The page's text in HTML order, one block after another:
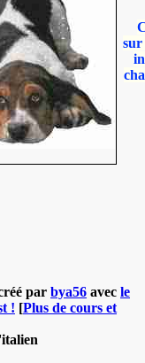
par bya56 avec le
! [Plus de cours et